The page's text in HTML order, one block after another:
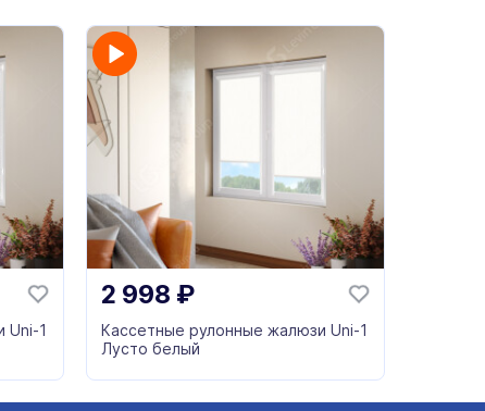
Uni-1
2 998 ₽
Кассетные рулонные жалюзи Uni-1
Лусто белый